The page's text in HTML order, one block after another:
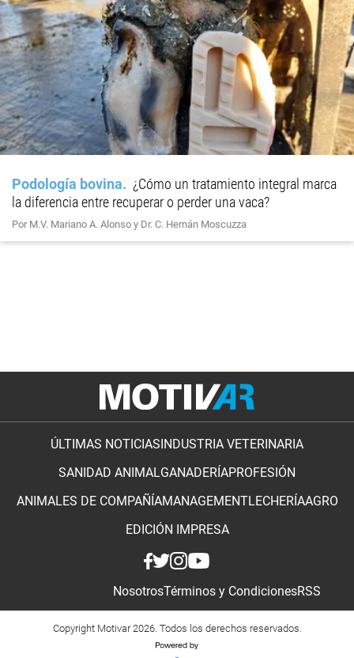
Podología bovina
¿Cómo un tratamiento integral marca
la diferencia entre recuperar o perder una vaca?
Por M.V. Mariano A. Alonso y Dr. C. Hernán Moscuzza
ÚLTIMAS NOTICIAS INDUSTRIA VETERINARIA
SANIDAD ANIMALGANADERÍAPROFESIÓN
ANIMALES DE COMPAÑÍAMANAGEMENTLECHERÍAAGRO
EDICIÓN IMPRESA
NosotrosTérminos y CondicionesRSS
Copyright Motivar 2026. Todos los derechos reservados.